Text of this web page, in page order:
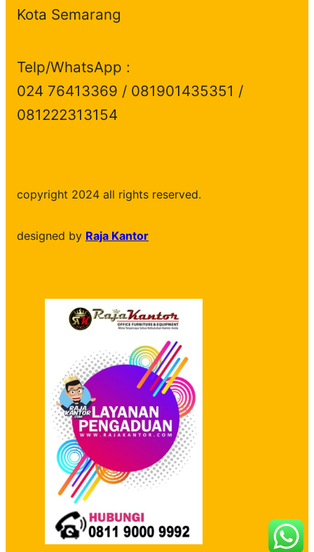
Kota Semarang
Telp/WhatsApp :
024 76413369 / 081901435351 /
081222313154
copyright 2024 all rights reserved.
designed by Raja Kantor